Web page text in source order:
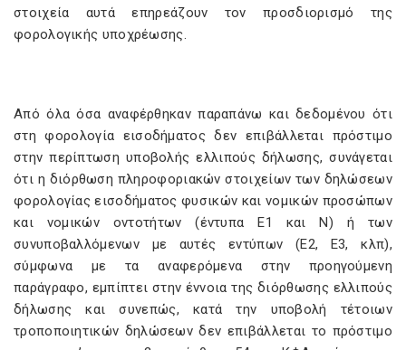
στοιχεία αυτά επηρεάζουν τον προσδιορισμό της
φορολογικής υποχρέωσης.
Από όλα όσα αναφέρθηκαν παραπάνω και δεδομένου ότι
στη φορολογία εισοδήματος δεν επιβάλλεται πρόστιμο
στην περίπτωση υποβολής ελλιπούς δήλωσης, συνάγεται
ότι η διόρθωση πληροφοριακών στοιχείων των δηλώσεων
φορολογίας εισοδήματος φυσικών και νομικών προσώπων
και νομικών οντοτήτων (έντυπα Ε1 και Ν) ή των
συνυποβαλλόμενων με αυτές εντύπων (Ε2, Ε3, κλπ),
σύμφωνα με τα αναφερόμενα στην προηγούμενη
παράγραφο, εμπίπτει στην έννοια της διόρθωσης ελλιπούς
δήλωσης και συνεπώς, κατά την υποβολή τέτοιων
τροποποιητικών δηλώσεων δεν επιβάλλεται το πρόστιμο